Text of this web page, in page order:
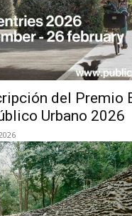
del Premio
Urbano 2026